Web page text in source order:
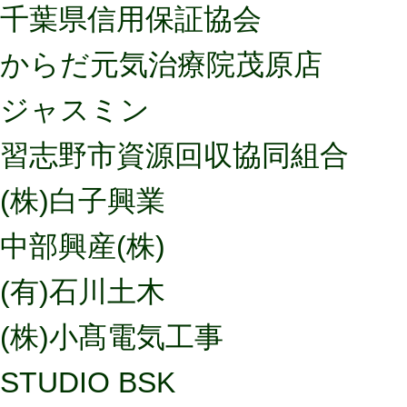
千葉県信用保証協会
からだ元気治療院茂原店
ジャスミン
習志野市資源回収協同組合
(株)白子興業
中部興産(株)
(有)石川土木
(株)小髙電気工事
STUDIO BSK